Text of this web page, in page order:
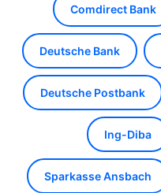
Comdirect Bank
Deutsche Bank
Deutsche Postbank
Ing-Diba
Sparkasse Ansbach